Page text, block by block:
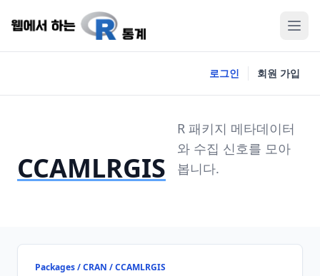
로그인 회원 가입
CCAMLRGIS
R 패키지 메타데이터
와 수집 신호를 모아
봅니다.
Packages / CRAN / CCAMLRGIS